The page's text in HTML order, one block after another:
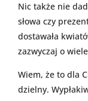
Nic także nie
słowa czy
dostawała
zazwyczaj o
Wiem, że to dla
dzielny.